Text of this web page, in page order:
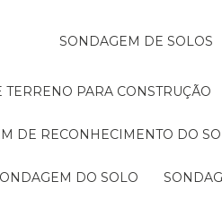
SONDAGEM DE SOLOS
TERRENO PARA CONSTRUÇÃO
DE RECONHECIMENTO DO
SONDAGEM DO SOLO